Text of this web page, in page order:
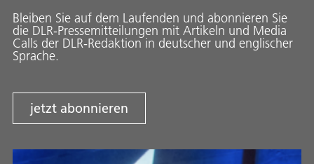
Bleiben Sie auf dem Laufenden und abonnieren Sie
die DLR-Pressemitteilungen mit Artikeln und Media
Calls der DLR-Redaktion in deutscher und englischer
Sprache.
jetzt abonnieren